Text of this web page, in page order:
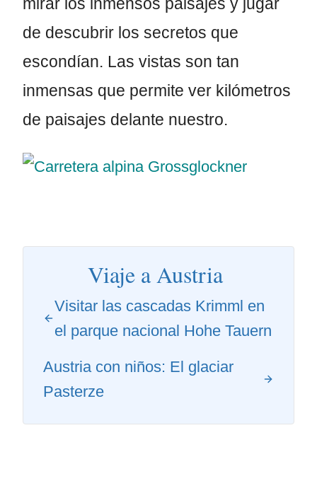
de descubrir los secretos que
escondían. Las vistas son tan
inmensas que permite ver kilómetros
de paisajes delante nuestro.
Viaje a Austria
Visitar las cascadas Krimml en
el parque nacional Hohe Tauern
Austria con niños: El glaciar
Pasterze